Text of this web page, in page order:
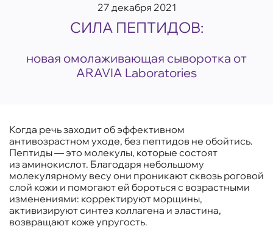
27 декабря 2021
СИЛА ПЕПТИДОВ:
новая омолаживающая сыворотка от
ARAVIA Laboratories
Когда речь заходит об эффективном
антивозрастном уходе, без пептидов не обойтись.
Пептиды — это молекулы, которые состоят
из аминокислот. Благодаря небольшому
молекулярному весу они проникают сквозь роговой
слой кожи и помогают ей бороться с возрастными
изменениями: корректируют морщины,
активизируют синтез коллагена и эластина,
возвращают коже упругость.